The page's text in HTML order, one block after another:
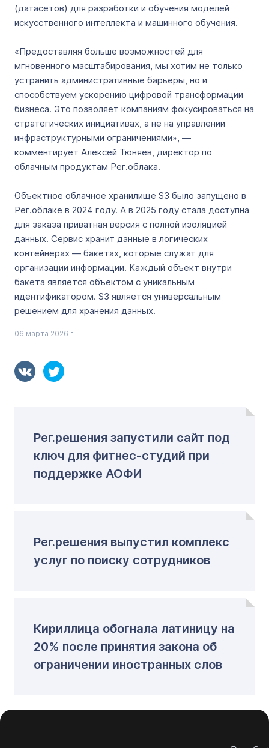
(датасетов) для разработки и обучения моделей
искусственного интеллекта и машинного обучения.
«Предоставляя больше возможностей для
мгновенного масштабирования, мы хотим не только
устранить административные барьеры, но и
способствуем ускорению цифровой трансформации
бизнеса. Это позволяет компаниям фокусироваться на
стратегических инициативах, а не на управлении
инфраструктурными ограничениями», —
комментирует Алексей Тюняев, директор по
облачным продуктам Рег.облака.
Объектное облачное хранилище S3 было запущено в
Рег.облаке в 2024 году. А в 2025 году стала доступна
для заказа приватная версия с полной изоляцией
данных. Сервис хранит данные в логических
контейнерах — бакетах, которые служат для
организации информации. Каждый объект внутри
бакета является объектом с уникальным
идентификатором. S3 является универсальным
решением для хранения данных.
06 марта 2026 г.
Рег.решения запустили сайт под
ключ для фитнес-студий при
поддержке АОФИ
Рег.решения выпустил комплекс
услуг по поиску сотрудников
Кириллица обогнала латиницу на
20% после принятия закона об
ограничении иностранных слов